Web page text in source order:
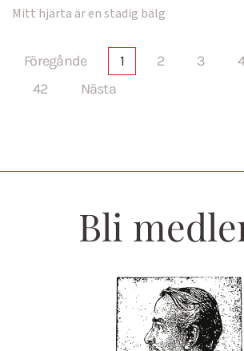
Mitt hjärta är en stadig bälg
Föregånde 1 2 3
42
Nästa
Bli